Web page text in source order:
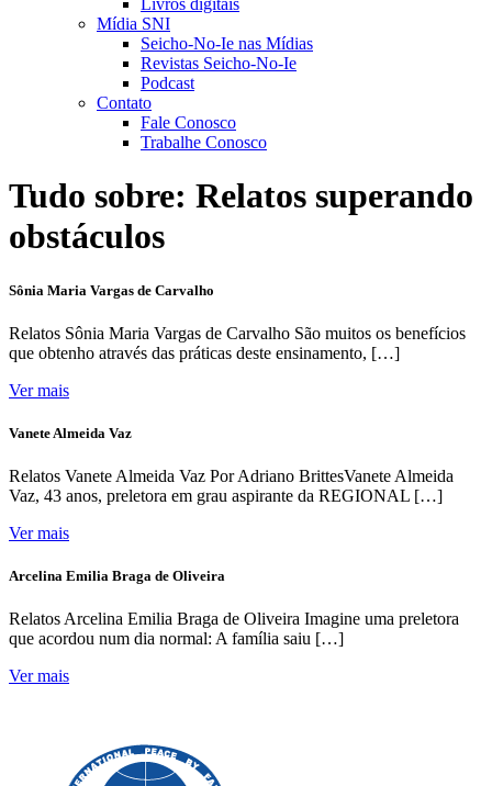
Livros digitais
Mídia SNI
Seicho-No-Ie nas Mídias
Revistas Seicho-No-Ie
Podcast
Contato
Fale Conosco
Trabalhe Conosco
Tudo sobre: Relatos superando
obstáculos
Sônia Maria Vargas de Carvalho
Relatos Sônia Maria Vargas de Carvalho São muitos os benefícios
que obtenho através das práticas deste ensinamento, […]
Ver mais
Vanete Almeida Vaz
Relatos Vanete Almeida Vaz Por Adriano BrittesVanete Almeida
Vaz, 43 anos, preletora em grau aspirante da REGIONAL […]
Ver mais
Arcelina Emilia Braga de Oliveira
Relatos Arcelina Emilia Braga de Oliveira Imagine uma preletora
que acordou num dia normal: A família saiu […]
Ver mais